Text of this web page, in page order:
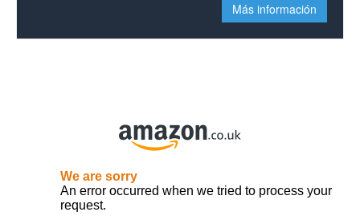
Más información